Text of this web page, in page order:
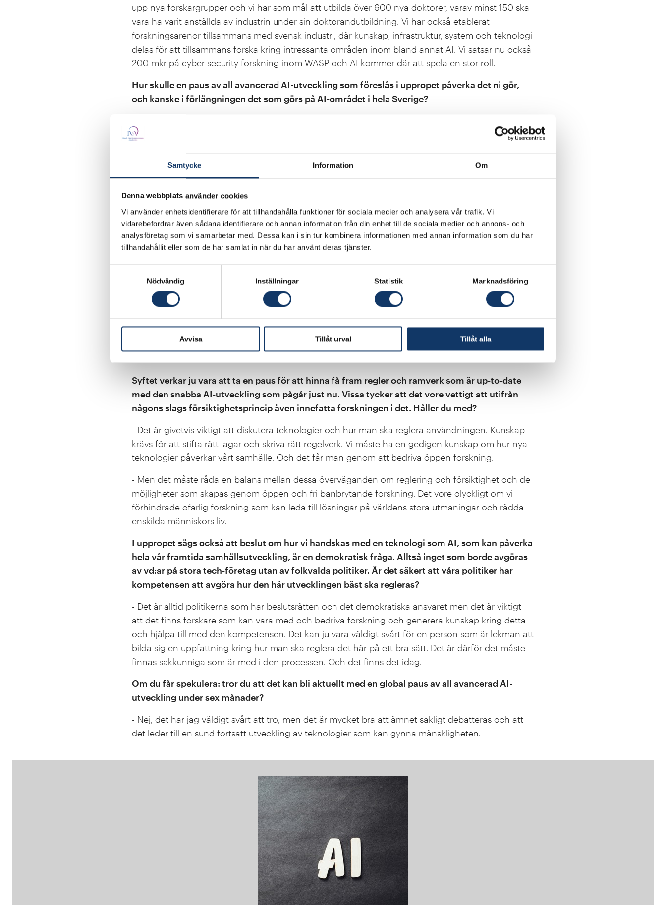
Samtycke Information Om
Denna webbplats använder cookies
Vi använder enhetsidentifierare för att tillhandahålla funktioner för sociala medier och analysera vår trafik. Vi
vidarebefordrar även sådana identifierare och annan information från din enhet till de sociala medier och annons- och
analysföretag som vi samarbetar med. Dessa kan i sin tur kombinera informationen med annan information som du har
tillhandahållit eller som de har samlat in när du har använt deras tjänster.
Nödvändig
Inställningar Statistik Marknadsföring
Avvisa Tillåt urval Tillåt alla
upp nya forskargrupper och vi har som mål att utbilda över 600 nya doktorer, varav minst 150 ska
vara ha varit anställda av industrin under sin doktorandutbildning. Vi har också etablerat
forskningsarenor tillsammans med svensk industri, där kunskap, infrastruktur, system och teknologi
delas för att tillsammans forska kring intressanta områden inom bland annat AI. Vi satsar nu också
200 mkr på cyber security forskning inom WASP och AI kommer där att spela en stor roll.
Hur skulle en paus av all avancerad AI-utveckling som föreslås i uppropet påverka det ni gör,
och kanske i förlängningen det som görs på AI-området i hela Sverige?
vad dess möjligheter och begränsningar är. Förutom den tekniska forskningen inom WASP, finns
arbetsmarknadsmässiga, sociala, kulturella och legala implikationer av nya teknologier. I ljuset av
den snabba tekniska utvecklingen bör denna forskning accelereras och utökas.
I uppropet vill man bland annat pausa all träning av avancerade AI-system, såsom kommande
generationer av Chat GPT som handlar om att bygga upp språkmodeller som kan lära sig att
tolka och producera avancerad text. Ett sådant projekt pågår i Sverige, GPT SW3, där ni på
WASP tillsammans med bland annat AI Sweden och RISE utvecklar en AI-driven språkmodell
för nordiska språk. Känner du någon oro för att en paus, om den blev verklighet, skulle påverka
det arbetet?
- Nej, den träning av språkmodellen som vi gör är en del av vår forskningsarena
Research Arena for
Media & Language
och det handlar om grundforskning. Det handlar alltså inte om
kommersialisering av AI-produkter. Det handlar om akademisk forskning. Till skillnad från flertalet
av generativa modeller som nu görs tillgängliga världen över är vårt arbete öppet och transparent,
både forskningsresultaten och den resulterande språkmodellen. Detta möjliggör många av de
Syftet verkar ju vara att ta en paus för att hinna få fram regler och ramverk som är up-to-date
med den snabba AI-utveckling som pågår just nu. Vissa tycker att det vore vettigt att utifrån
någons slags försiktighetsprincip även innefatta forskningen i det. Håller du med?
- Det är givetvis viktigt att diskutera teknologier och hur man ska reglera användningen. Kunskap
krävs för att stifta rätt lagar och skriva rätt regelverk. Vi måste ha en gedigen kunskap om hur nya
teknologier påverkar vårt samhälle. Och det får man genom att bedriva öppen forskning.
- Men det måste råda en balans mellan dessa överväganden om reglering och försiktighet och de
möjligheter som skapas genom öppen och fri banbrytande forskning. Det vore olyckligt om vi
förhindrade ofarlig forskning som kan leda till lösningar på världens stora utmaningar och rädda
enskilda människors liv.
I uppropet sägs också att beslut om hur vi handskas med en teknologi som AI, som kan påverka
hela vår framtida samhällsutveckling, är en demokratisk fråga. Alltså inget som borde avgöras
av vd:ar på stora tech-företag utan av folkvalda politiker. Är det säkert att våra politiker har
kompetensen att avgöra hur den här utvecklingen bäst ska regleras?
- Det är alltid politikerna som har beslutsrätten och det demokratiska ansvaret men det är viktigt
att det finns forskare som kan vara med och bedriva forskning och generera kunskap kring detta
och hjälpa till med den kompetensen. Det kan ju vara väldigt svårt för en person som är lekman att
bilda sig en uppfattning kring hur man ska reglera det här på ett bra sätt. Det är därför det måste
finnas sakkunniga som är med i den processen. Och det finns det idag.
Om du får spekulera: tror du att det kan bli aktuellt med en global paus av all avancerad AI-
utveckling under sex månader?
- Nej, det har jag väldigt svårt att tro, men det är mycket bra att ämnet sakligt debatteras och att
det leder till en sund fortsatt utveckling av teknologier som kan gynna mänskligheten.